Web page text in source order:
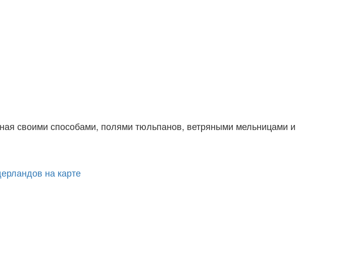
своими способами, полями тюльпанов, ветряными мельницами и
на карте